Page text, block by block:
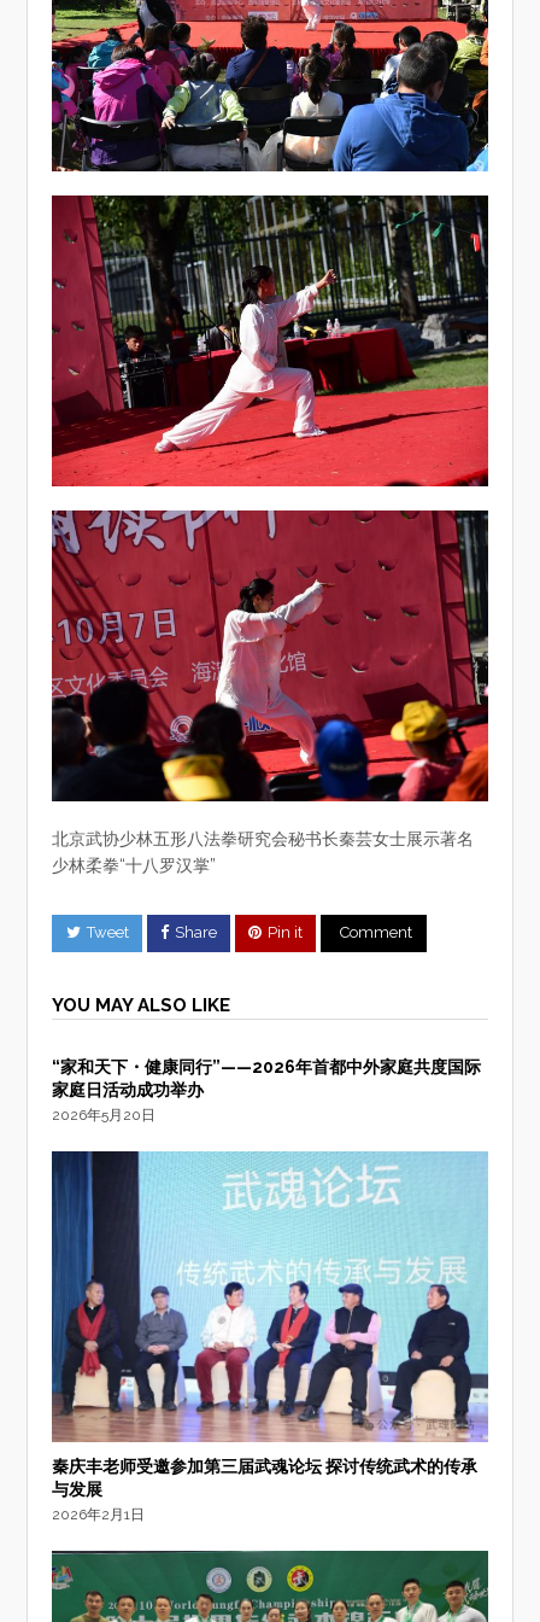
北京武协少林五形八法拳研究会秘书长秦芸女士展示著名
少林柔拳“十八罗汉掌”
Tweet Share Pin it Comment
YOU MAY ALSO LIKE
“家和天下・健康同行”——2026年首都中外家庭共度国际
家庭日活动成功举办
2026年5月20日
秦庆丰老师受邀参加第三届武魂论坛 探讨传统武术的传承
与发展
2026年2月1日